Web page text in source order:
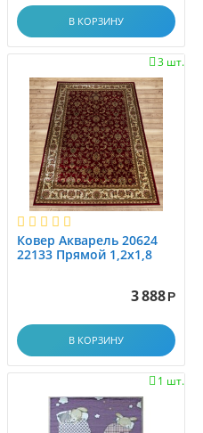
В КОРЗИНУ
3 шт.

Ковер Акварель 20624
22133 Прямой 1,2х1,8
3 888 Р
В КОРЗИНУ
1 шт.
